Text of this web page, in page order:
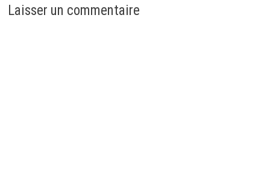
Laisser un commentaire